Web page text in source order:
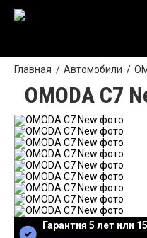
Главная Автомобили
OMODA C7
Гарантия 5 лет или